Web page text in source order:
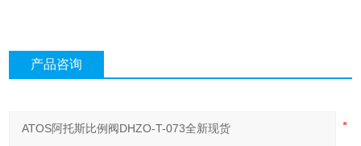
产品咨询